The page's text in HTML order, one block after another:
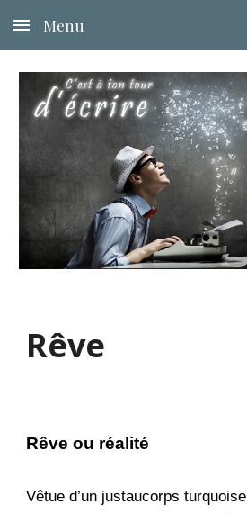
Skip to main content
Menu
Rêve
Rêve ou réalité
Vêtue d’un justaucorps turquoise